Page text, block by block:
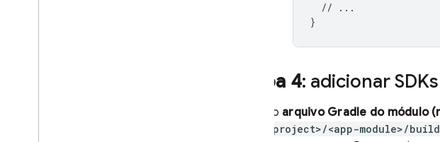
// ...
}
Etapa 4: adicionar
No arquivo Gradle do módulo
<project>/<app-module>/